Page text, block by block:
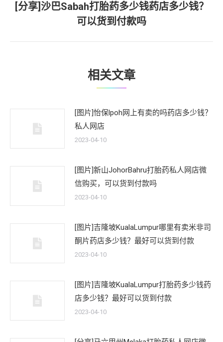
下
一
文
[分享]沙巴Sabah打胎药多少钱药店多少钱？
可以货到付款吗
相关文章
[图片]怡保lpoh网上有卖的吗药店多少钱？
私人网店
2023-04-10
[图片]新山JohorBahru打胎药私人网店微
信购买，可以货到付款吗
2023-04-10
[图片]吉隆坡KualaLumpur哪里有卖米非司
酮片药店多少钱？最好可以货到付款
2023-04-10
[图片]吉隆坡KualaLumpur打胎药多少钱药
店多少钱？最好可以货到付款
2023-04-10